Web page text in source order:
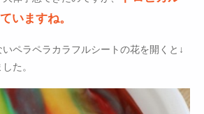
いますね。
ペラペラカラフルシートの花を開くと↓
た。